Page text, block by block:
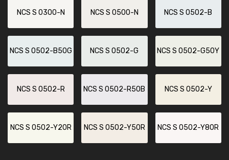
NCS S 0300-N NCS S 0500-N NCS S 0502-B
NCS S 0502-B50G NCS S 0502-G NCS S 0502-G50Y
NCS S 0502-R NCS S 0502-R50B NCS S 0502-Y
NCS S 0502-Y20R NCS S 0502-Y50R NCS S 0502-Y80R